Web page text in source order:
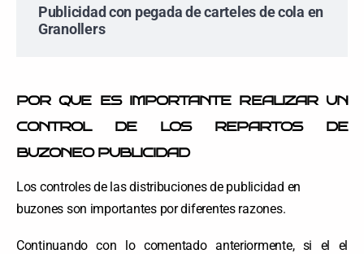
Publicidad con pegada de carteles de cola en
Granollers
POR QUE ES IMPORTANTE REALIZAR UN
CONTROL DE LOS REPARTOS DE
BUZONEO PUBLICIDAD
Los controles de las distribuciones de publicidad en
buzones son importantes por diferentes razones.
Continuando con lo comentado anteriormente, si el el